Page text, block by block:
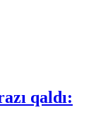
qaldı: